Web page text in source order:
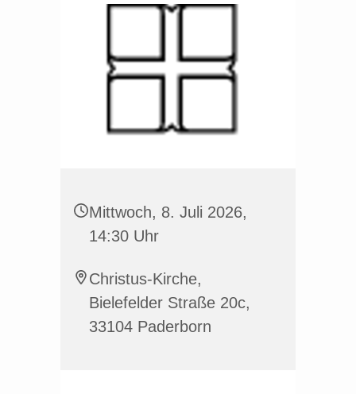
Mittwoch, 8. Juli 2026,
14:30 Uhr
Christus-Kirche,
Bielefelder Straße 20c,
33104 Paderborn